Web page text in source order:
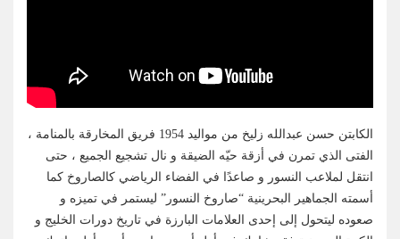
الكابتن حسن عبدالله زليخ من مواليد 1954 فريق المخارقة بالمنامة ،
الفتى الذي تمرن في أزقة حيّه الضيقة و نال تشجيع الجميع ، حتى
انتقل لملاعب النسور و صاعدًا في الفضاء الرياضي كالصاروخ كما
أسمته الجماهير البحرينية “صاروخ النسور” ليستمر في تميزه و
صعوده ليتحول إلى إحدى العلامات البارزة في تاريخ دورات الخليج و